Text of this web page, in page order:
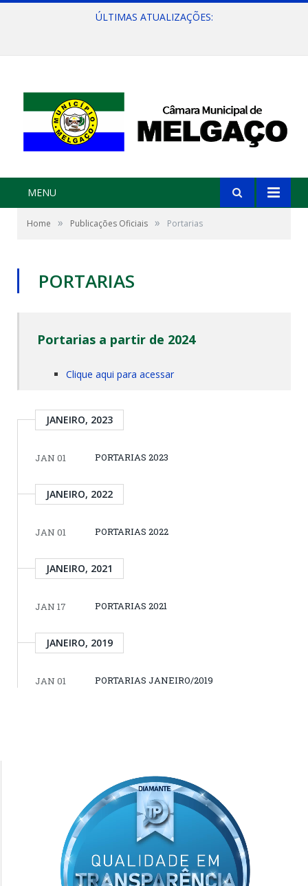
ÚLTIMAS ATUALIZAÇÕES:
MENU
Home » Publicações Oficiais » Portarias
PORTARIAS
Portarias a partir de 2024
Clique aqui para acessar
JANEIRO, 2023
JAN 01 PORTARIAS 2023
JANEIRO, 2022
JAN 01 PORTARIAS 2022
JANEIRO, 2021
JAN 17 PORTARIAS 2021
JANEIRO, 2019
JAN 01 PORTARIAS JANEIRO/2019